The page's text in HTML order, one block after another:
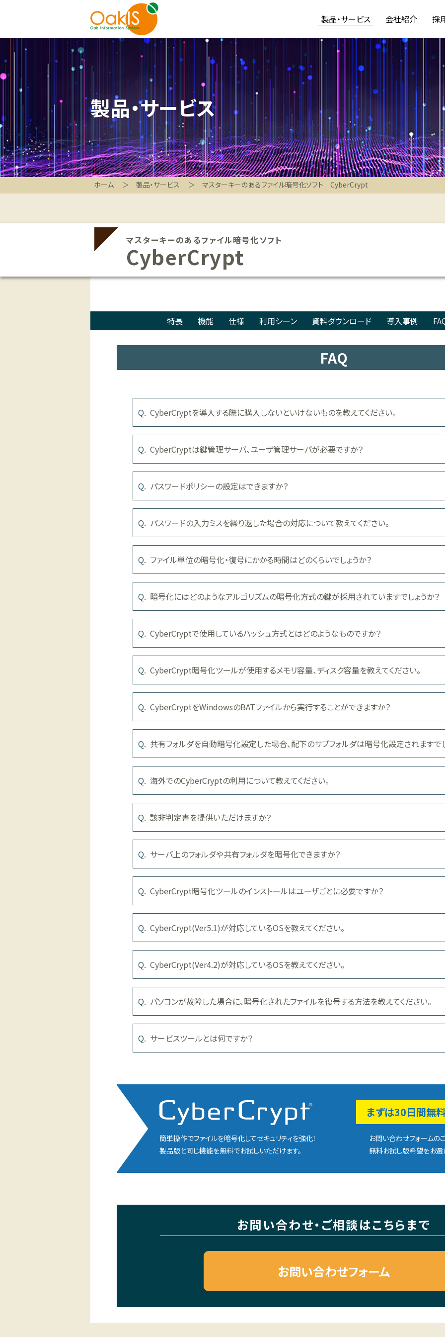
製品・サービス 会社紹介 採
製品・サービス
ホーム 製品・サービス マスターキーのあるファイル暗号化ソフト CyberCrypt
マスターキーのあるファイル暗号化ソフト
CyberCrypt
特長 機能 仕様 利用シーン 資料ダウンロード 導入事例
FAQ
CyberCryptを導入する際に購入しないといけないものを教えてください。
CyberCryptは鍵管理サーバ、ユーザ管理サーバが必要ですか？
パスワードポリシーの設定はできますか？
パスワードの入力ミスを繰り返した場合の対応について教えてください。
ファイル単位の暗号化・復号にかかる時間はどのくらいでしょうか？
暗号化にはどのようなアルゴリズムの暗号化方式の鍵が採用されていますでしょうか？
CyberCryptで使用しているハッシュ方式とはどのようなものですか？
CyberCrypt暗号化ツールが使用するメモリ容量、ディスク容量を教えてください。
CyberCryptをWindowsのBATファイルから実行することができますか？
共有フォルダを自動暗号化設定した場合、配下のサブフォルダは暗号化設定されますで
海外でのCyberCryptの利用について教えてください。
該非判定書を提供いただけますか？
サーバ上のフォルダや共有フォルダを暗号化できますか？
CyberCrypt暗号化ツールのインストールはユーザごとに必要ですか？
CyberCrypt(Ver5.1)が対応しているOSを教えてください。
CyberCrypt(Ver4.2)が対応しているOSを教えてください。
パソコンが故障した場合に、暗号化されたファイルを復号する方法を教えてください。
サービスツールとは何ですか？
簡単操作でファイルを暗号化してセキュリティを強化！
製品版と同じ機能を無料でお試しいただけます。
まずは30日間無
お問い合わせフォームの
無料お試し版希望をお選
お問い合わせ・ ご相談はこちらまで
お問い合わせフォーム